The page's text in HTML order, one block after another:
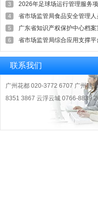
3 2026年足球场运行管理服务项
4 省市场监管局食品安全管理人
5 广东省知识产权保护中心档案
6 省市场监管局综合应用支撑平
联系我们
广州花都 020-3772 6707 广州越
8351 3867 云浮云城 0766-8839